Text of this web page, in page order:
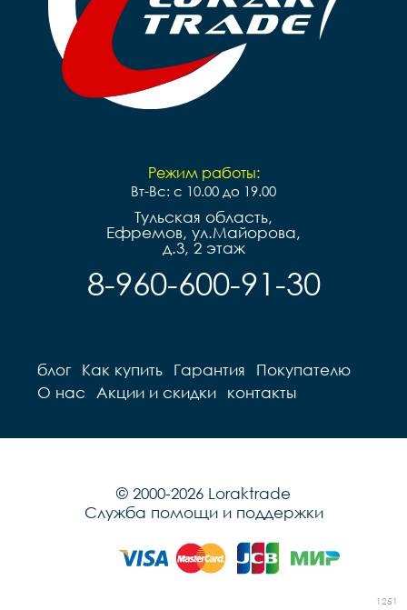
Режим работы:
Вт-Вс: с 10.00 до 19.00
Тульская область,
Ефремов, ул.Майорова,
д.3, 2 этаж
8-960-600-91-30
блог Как купить Гарантия
Покупателю
О нас
Акции и скидки контакты
© 2000-2026 Loraktrade
Служба помощи и поддержки
1251